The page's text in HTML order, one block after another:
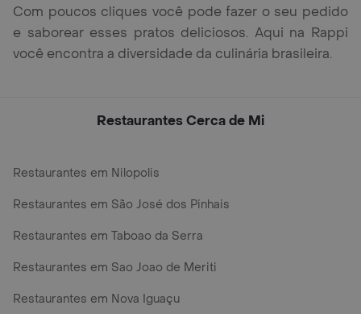
Com poucos cliques você pode fazer o seu pedido
e saborear esses pratos deliciosos. Aqui na Rappi
você encontra a diversidade da culinária brasileira.
Restaurantes Cerca de Mi
Restaurantes em Nilopolis
Restaurantes em São José dos Pinhais
Restaurantes em Taboao da Serra
Restaurantes em Sao Joao de Meriti
Restaurantes em Nova Iguaçu